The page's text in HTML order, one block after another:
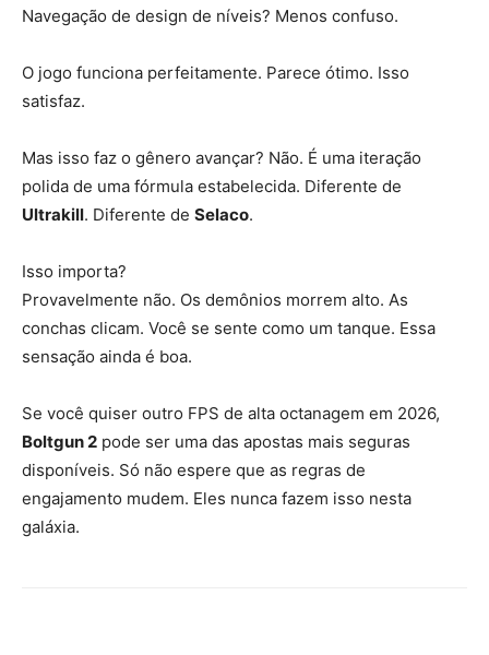
Navegação de design de níveis? Menos confuso.
O jogo funciona perfeitamente. Parece ótimo. Isso
satisfaz.
Mas isso faz o gênero avançar? Não. É uma iteração
polida de uma fórmula estabelecida. Diferente de
Ultrakill. Diferente de Selaco.
Isso importa?
Provavelmente não. Os demônios morrem alto. As
conchas clicam. Você se sente como um tanque. Essa
sensação ainda é boa.
Se você quiser outro FPS de alta octanagem em 2026,
Boltgun 2 pode ser uma das apostas mais seguras
disponíveis. Só não espere que as regras de
engajamento mudem. Eles nunca fazem isso nesta
galáxia.